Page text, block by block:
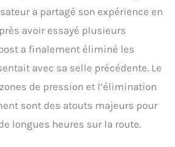
a partagé son expérience en
avoir essayé plusieurs
a finalement éliminé les
avec sa selle précédente. Le
de pression et l’élimination
sont des atouts majeurs pour
longues heures sur la route.